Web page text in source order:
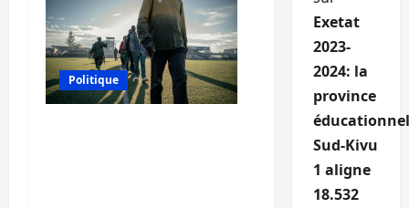
Politique
Exetat
2023-
2024: la
province
Sud-Kivu
1 aligne
18.532